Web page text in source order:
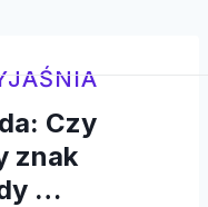
Czy
znak
…